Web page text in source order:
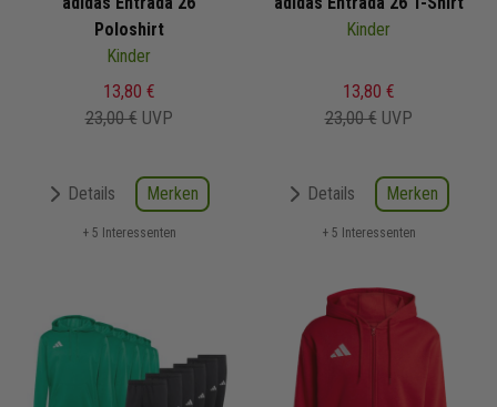
Poloshirt
Kinder
13,80 €
23,00 € UVP
Details Merken
+ 5 Interessenten
Kinder
13,80 €
23,00 € UVP
Details Merken
+ 5 Interessenten